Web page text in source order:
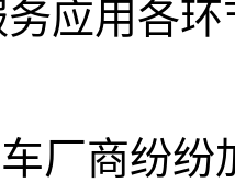
应用各
厂商纷纷